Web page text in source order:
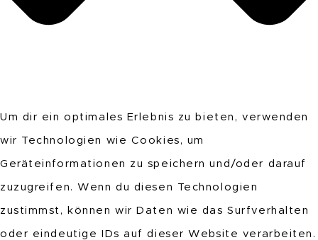
Um dir ein optimales Erlebnis zu bieten, verwenden
wir Technologien wie Cookies, um
Geräteinformationen zu speichern und/oder darauf
zuzugreifen. Wenn du diesen Technologien
zustimmst, können wir Daten wie das Surfverhalten
oder eindeutige IDs auf dieser Website verarbeiten.